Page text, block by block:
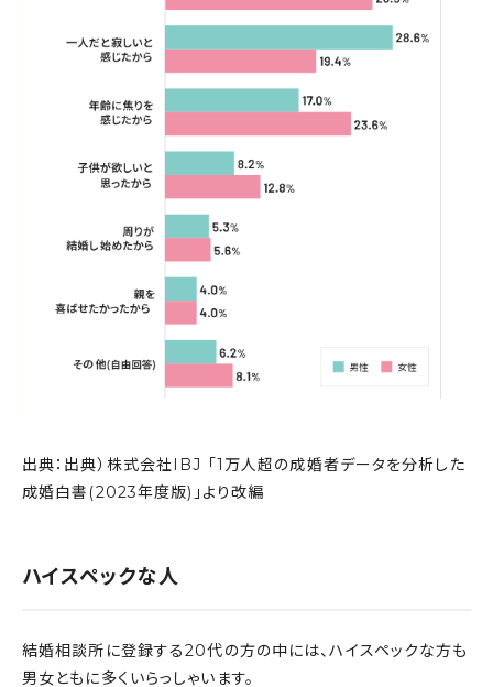
出典：出典）株式会社IBJ 「1万人超の成婚者データを分析した
成婚白書(2023年度版)」より改編
ハイスペックな人
結婚相談所に登録する20代の方の中には、ハイスペックな方も
男女ともに多くいらっしゃいます。